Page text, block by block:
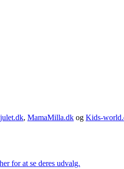
, MamaMilla.dk og Kids-
for at se deres udvalg.